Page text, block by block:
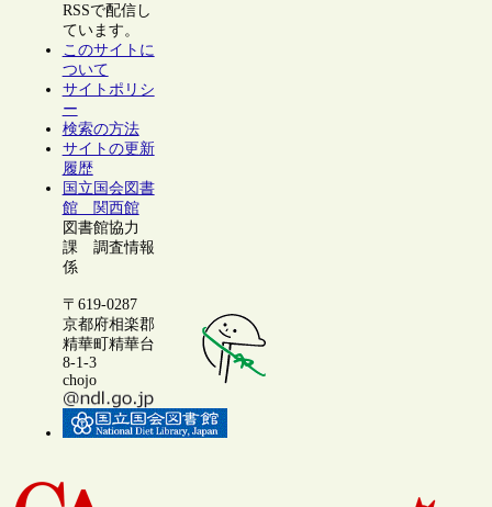
RSSで配信し
ています。
このサイトに
ついて
サイトポリシ
ー
検索の方法
サイトの更新
履歴
国立国会図書
館 関西館
図書館協力
課 調査情報
係
〒619-0287
京都府相楽郡
精華町精華台
8-1-3
chojo